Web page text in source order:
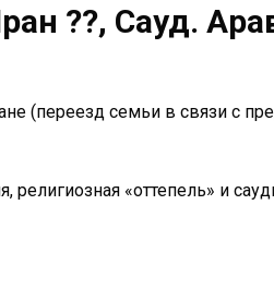
??, Сауд.
(переезд семьи в связи с
«оттепель» и